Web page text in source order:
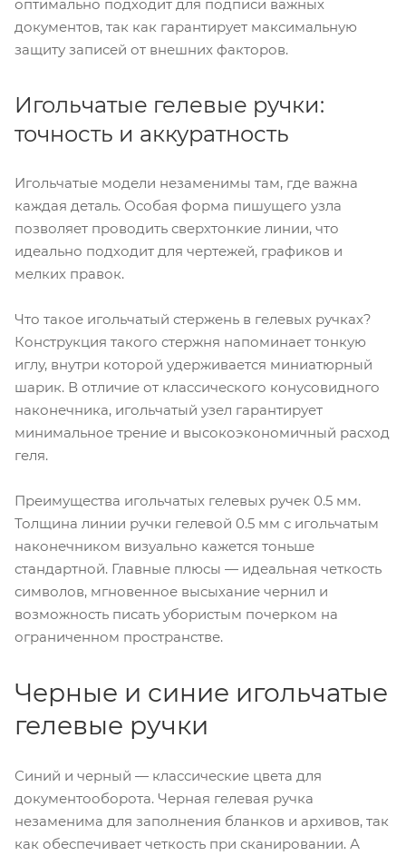
оптимально подходит для подписи важных
документов, так как гарантирует максимальную
защиту записей от внешних факторов.
Игольчатые гелевые ручки:
точность и аккуратность
Игольчатые модели незаменимы там, где важна
каждая деталь. Особая форма пишущего узла
позволяет проводить сверхтонкие линии, что
идеально подходит для чертежей, графиков и
мелких правок.
Что такое игольчатый стержень в гелевых ручках?
Конструкция такого стержня напоминает тонкую
иглу, внутри которой удерживается миниатюрный
шарик. В отличие от классического конусовидного
наконечника, игольчатый узел гарантирует
минимальное трение и высокоэкономичный расход
геля.
Преимущества игольчатых гелевых ручек 0.5 мм.
Толщина линии ручки гелевой 0.5 мм с игольчатым
наконечником визуально кажется тоньше
стандартной. Главные плюсы — идеальная четкость
символов, мгновенное высыхание чернил и
возможность писать убористым почерком на
ограниченном пространстве.
Черные и синие игольчатые
гелевые ручки
Синий и черный — классические цвета для
документооборота. Черная гелевая ручка
незаменима для заполнения бланков и архивов, так
как обеспечивает четкость при сканировании. А